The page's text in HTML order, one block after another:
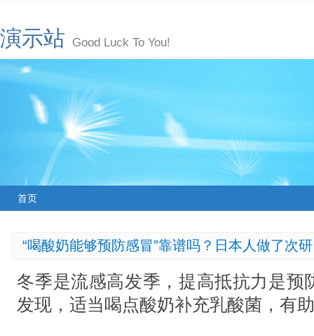
演示站 Good Luck To You!
首页
“喝酸奶能够预防感冒”靠谱吗？日本人做了次
冬季是流感高发季，提高抵抗力是预
发现，适当喝点酸奶补充乳酸菌，有